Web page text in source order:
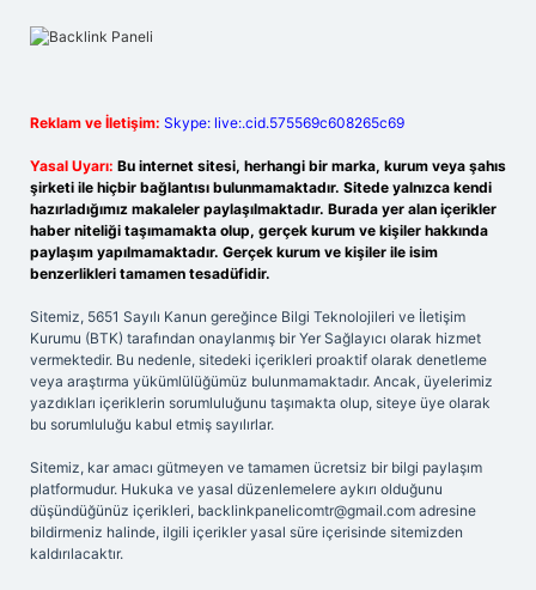
Reklam ve İletişim: Skype: live:.cid.575569c608265c69
Yasal Uyarı: Bu internet sitesi, herhangi bir marka, kurum veya şahıs
şirketi ile hiçbir bağlantısı bulunmamaktadır. Sitede yalnızca kendi
hazırladığımız makaleler paylaşılmaktadır. Burada yer alan içerikler
haber niteliği taşımamakta olup, gerçek kurum ve kişiler hakkında
paylaşım yapılmamaktadır. Gerçek kurum ve kişiler ile isim
benzerlikleri tamamen tesadüfidir.
Sitemiz, 5651 Sayılı Kanun gereğince Bilgi Teknolojileri ve İletişim
Kurumu (BTK) tarafından onaylanmış bir Yer Sağlayıcı olarak hizmet
vermektedir. Bu nedenle, sitedeki içerikleri proaktif olarak denetleme
veya araştırma yükümlülüğümüz bulunmamaktadır. Ancak, üyelerimiz
yazdıkları içeriklerin sorumluluğunu taşımakta olup, siteye üye olarak
bu sorumluluğu kabul etmiş sayılırlar.
Sitemiz, kar amacı gütmeyen ve tamamen ücretsiz bir bilgi paylaşım
platformudur. Hukuka ve yasal düzenlemelere aykırı olduğunu
düşündüğünüz içerikleri, backlinkpanelicomtr@gmail.com adresine
bildirmeniz halinde, ilgili içerikler yasal süre içerisinde sitemizden
kaldırılacaktır.